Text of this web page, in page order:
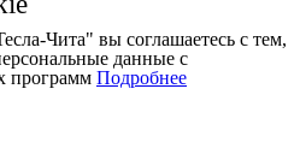
Чита" вы соглашаетесь с тем,
данные с
программ Подробнее